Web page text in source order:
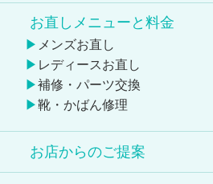
お直しメニューと料金
メンズお直し
レディースお直し
補修・パーツ交換
靴・かばん修理
お店からのご提案